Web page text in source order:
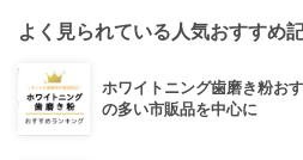
よく見られている人気おすすめ
ホワイトニング歯磨き粉お
の多い市販品を中心に